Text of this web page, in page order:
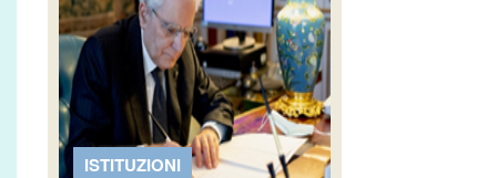
ISTITUZIONI